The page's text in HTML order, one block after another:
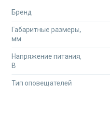
Экономия времени. Все
Бесплатная доставка по
Для оформления заказа или
чат на сайте.
Бренд
Габаритные размеры,
мм
Напряжение питания,
В
Тип оповещателей